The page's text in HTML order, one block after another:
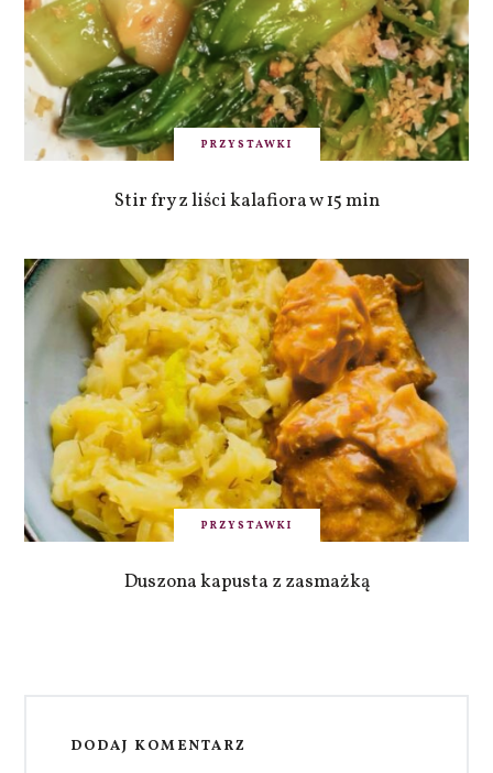
PRZYSTAWKI
Stir fry z liści kalafiora w 15 min
PRZYSTAWKI
Duszona kapusta z zasmażką
DODAJ KOMENTARZ